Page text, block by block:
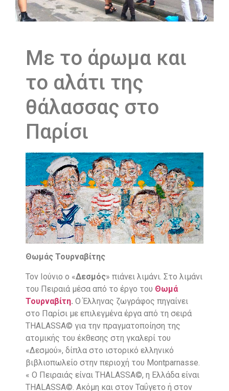
Mε το άρωμα και
το αλάτι της
θάλασσας στο
Παρίσι
Θωμάς Τουρναβίτης
Τον Ιούνιο ο «Δεσμός» πιάνει λιμάνι. Στο λιμάνι
του Πειραιά μέσα από το έργο του Θωμά
Τουρναβίτη. Ο Έλληνας ζωγράφος πηγαίνει
στο Παρίσι με επιλεγμένα έργα από τη σειρά
THALASSA© για την πραγματοποίηση της
ατομικής του έκθεσης στη γκαλερί του
«Δεσμού», δίπλα στο ιστορικό ελληνικό
βιβλιοπωλείο στην περιοχή του Montparnasse.
« Ο Πειραιάς είναι THALASSA©, η Ελλάδα είναι
THALASSA©. Ακόμη και στον Ταΰγετο ή στον